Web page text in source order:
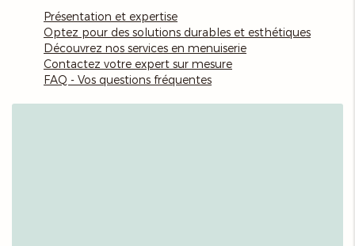
Présentation et expertise
Optez pour des solutions durables et esthétiques
Découvrez nos services en menuiserie
Contactez votre expert sur mesure
FAQ - Vos questions fréquentes